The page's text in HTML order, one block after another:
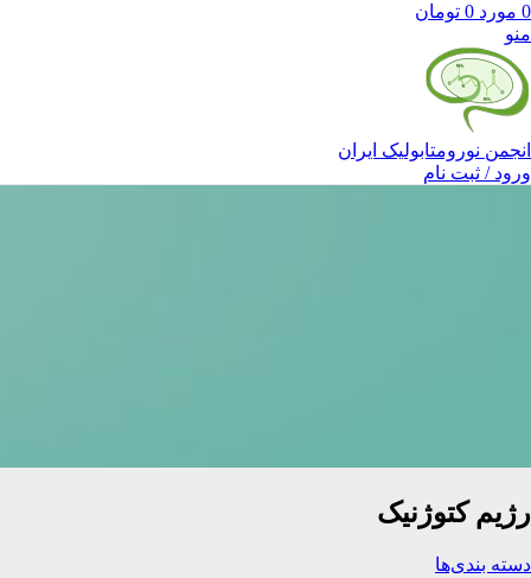
0 مورد 0 تومان
منو
انجمن نورومتابولیک ایران
ورود / ثبت نام
رژیم کتوژنیک
دسته بندی‌ها